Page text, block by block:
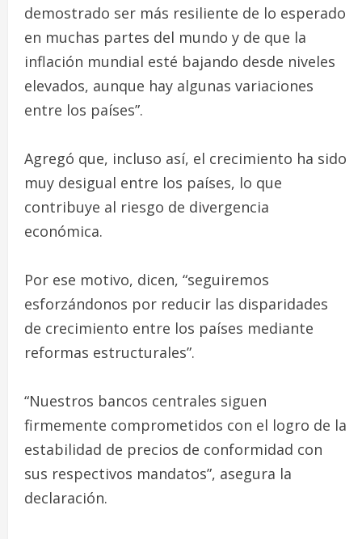
demostrado ser más resiliente de lo esperado
en muchas partes del mundo y de que la
inflación mundial esté bajando desde niveles
elevados, aunque hay algunas variaciones
entre los países”.
Agregó que, incluso así, el crecimiento ha sido
muy desigual entre los países, lo que
contribuye al riesgo de divergencia
económica.
Por ese motivo, dicen, “seguiremos
esforzándonos por reducir las disparidades
de crecimiento entre los países mediante
reformas estructurales”.
“Nuestros bancos centrales siguen
firmemente comprometidos con el logro de la
estabilidad de precios de conformidad con
sus respectivos mandatos”, asegura la
declaración.